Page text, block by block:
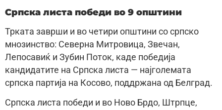
Српска листа победи во 9 општини
Трката заврши и во четири општини со српско
мнозинство: Северна Митровица, Звечан,
Лепосавиќ и Зубин Поток, каде победија
кандидатите на Српска листа — најголемата
српска партија на Косово, поддржана од Белград.
Српска листа победи и во Ново Брдо, Штрпце,